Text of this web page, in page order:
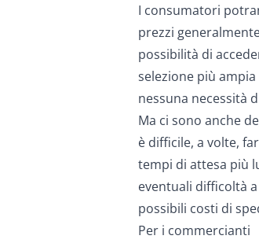
I consumatori
prezzi
possibilità di
selezione più
nessuna necessità
Ma ci sono anche
è difficile, a volte,
tempi di attesa più
eventuali difficoltà
possibili costi di
Per i commercianti